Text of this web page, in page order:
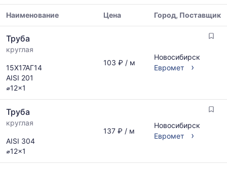
медианная
и
максимальная
цена
по
данным
прайс-
листов
поставщиков
месяц.
Статистика
рассчитывается
по
цен
на
указанием
ГОСТ,
размеров
поставщиков
запросу
Наименование Цена Город, Поставщик
Труба
круглая
15Х17АГ14
AISI 201
⌀12x1
103 ₽ / м
Новосибирск
Евромет
›
Труба
круглая
AISI 304
⌀12x1
137 ₽ / м
Новосибирск
Евромет
›